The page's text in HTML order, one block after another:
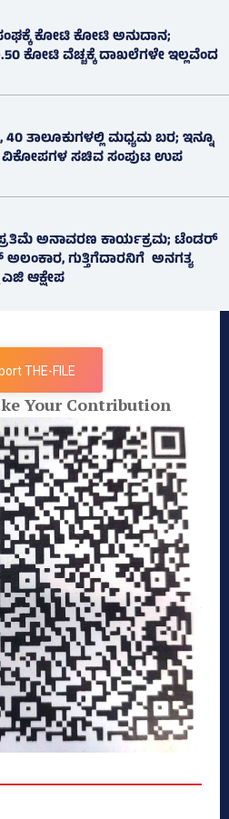
ಕೋಟಿ ಕೋಟಿ ಅನುದಾನ;
ಕೋಟಿ ವೆಚ್ಚಕ್ಕೆ ದಾಖಲೆಗಳೇ ಇಲ್ಲವೆಂದ
40 ತಾಲೂಕುಗಳಲ್ಲಿ ಮಧ್ಯಮ ಬರ; ಇನ್ನೂ
ವಿಕೋಪಗಳ ಸಚಿವ ಸಂಪುಟ ಉಪ
ಪ್ರತಿಮೆ ಅನಾವರಣ ಕಾರ್ಯಕ್ರಮ; ಟೆಂಡರ್
ಗುತ್ತಿಗೆದಾರನಿಗೆ ಅನಗತ್ಯ
ಎಜಿ ಆಕ್ಷೇಪ
THE-FILE
Your Contribution